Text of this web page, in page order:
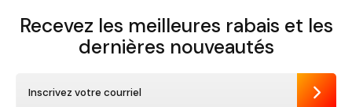
Recevez les meilleures rabais et les
dernières nouveautés